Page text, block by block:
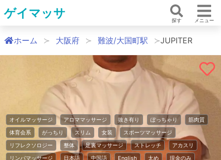
ゲイマッサ
探す メニュー
ホーム 大阪府 難波/大国町駅 JUPITER
オイルマッサージ アロママッサージ 抜き有り ぽっちゃり
筋肉質
体育会系
がっちり スリム 女装
スポーツマッサージ
リフレクソロジー
整体 足裏マッサージ ストレッチ
アカスリ
リンパマッサージ
日本語 中国語 English 太め
現金のみ